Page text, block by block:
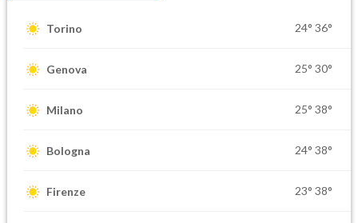
Torino 24° 36°
Genova 25° 30°
Milano 25° 38°
Bologna 24° 38°
Firenze 23° 38°